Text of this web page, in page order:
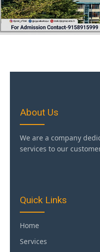
About Us
We are a company
services to our
Quick Links
Home
Services